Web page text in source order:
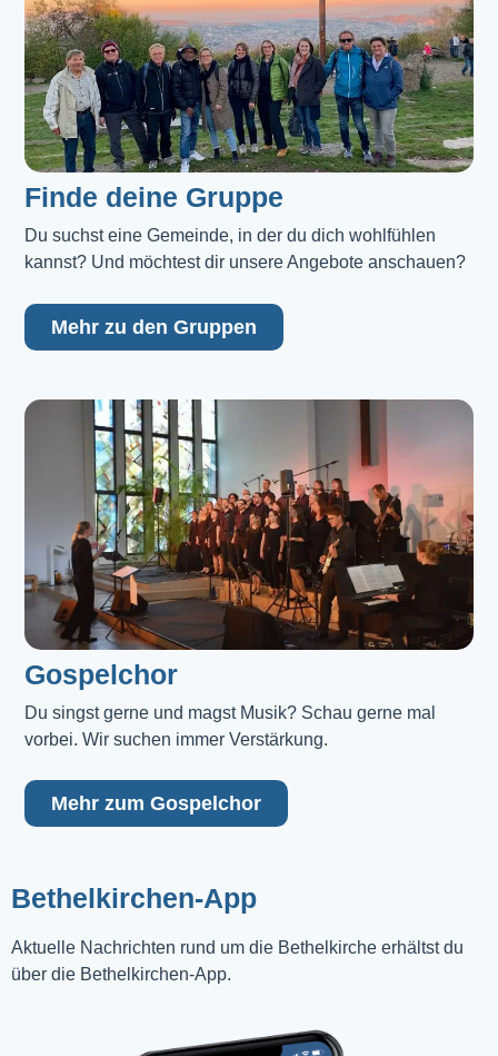
Finde deine Gruppe
Du suchst eine Gemeinde, in der du dich wohlfühlen
kannst? Und möchtest dir unsere Angebote anschauen?
Mehr zu den Gruppen
Gospelchor
Du singst gerne und magst Musik? Schau gerne mal
vorbei. Wir suchen immer Verstärkung.
Mehr zum Gospelchor
Bethelkirchen-App
Aktuelle Nachrichten rund um die Bethelkirche erhältst du
über die Bethelkirchen-App.